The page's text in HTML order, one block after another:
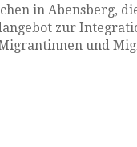
in Abensberg,
zur
und